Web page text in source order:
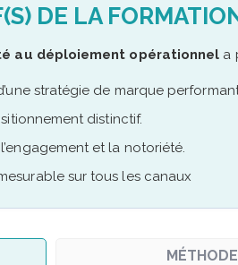
DE LA
au déploiement opérationnel a
stratégie de marque
distinctif.
et la notoriété.
sur tous les canaux